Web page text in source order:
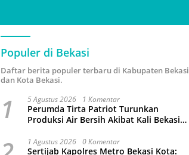
Populer di Bekasi
Daftar berita populer terbaru di Kabupaten Bekasi
dan Kota Bekasi.
1 5 Agustus 2026 1 Komentar
Perumda Tirta Patriot Turunkan
Produksi Air Bersih Akibat Kali Bekasi
1 Agustus 2026 0 Komentar
Sertijab Kapolres Metro Bekasi Kota: